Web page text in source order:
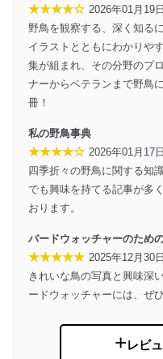
代表取締役会長 西野
個人情報保護管理者:
２．利用目的
No
個人情報の種類
当社の定期購読サ
の方の個人情報
いただいた方の個
★★★★☆ 2026年01月19日
野鳥を観察する、深く知る
イラストとともにわかりや
集が組まれ、その分野のプ
ナーからベテランまで野鳥
冊！
私の野鳥事典
★★★★☆ 2026年01月17日
四季折々の野鳥に関する知
でも興味を持てる記事が多
おります。
バードウォッチャーのため
★★★★★ 2025年12月30日
きれいな鳥の写真と興味深
ードウォッチャーには、ぜ
レビ